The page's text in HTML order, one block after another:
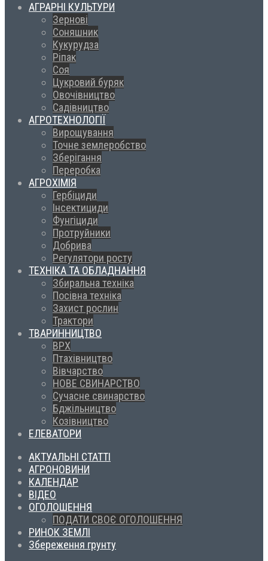
АГРАРНІ КУЛЬТУРИ
Зернові
Соняшник
Кукурудза
Ріпак
Соя
Цукровий буряк
Овочівництво
Садівництво
АГРОТЕХНОЛОГІЇ
Вирощування
Точне землеробство
Зберігання
Переробка
АГРОХІМІЯ
Гербіциди
Інсектициди
Фунгіциди
Протруйники
Добрива
Регулятори росту
ТЕХНІКА ТА ОБЛАДНАННЯ
Збиральна техніка
Посівна техніка
Захист рослин
Трактори
ТВАРИННИЦТВО
ВРХ
Птахівництво
Вівчарство
НОВЕ СВИНАРСТВО
Сучасне свинарство
Бджільництво
Козівництво
ЕЛЕВАТОРИ
АКТУАЛЬНІ СТАТТІ
АГРОНОВИНИ
КАЛЕНДАР
ВІДЕО
ОГОЛОШЕННЯ
ПОДАТИ СВОЄ ОГОЛОШЕННЯ
РИНОК ЗЕМЛІ
Збереження грунту